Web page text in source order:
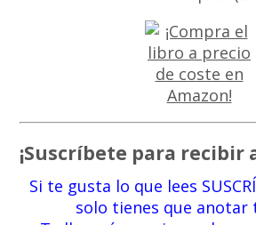
¡Suscríbete para recibir
Si te gusta lo que lees
solo tienes que anotar